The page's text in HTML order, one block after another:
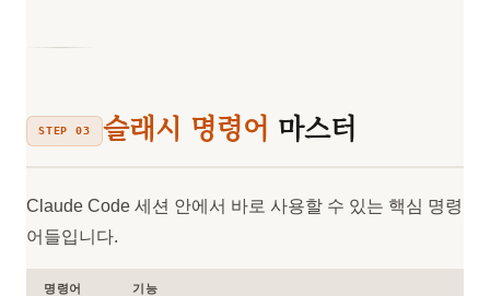
STEP 03 슬래시 명령어 마스터
Claude Code 세션 안에서 바로 사용할 수 있는 핵심 명령
어들입니다.
명령어 기능